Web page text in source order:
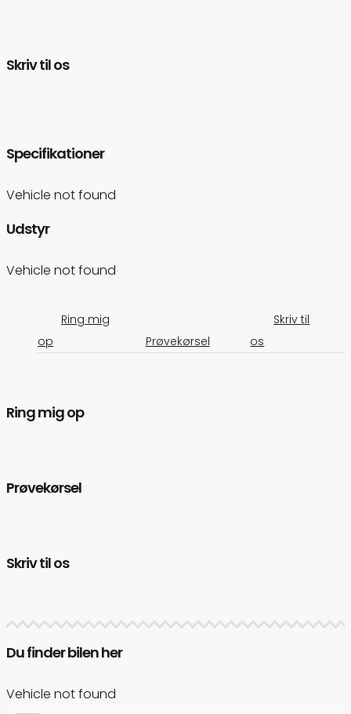
Skriv til os
Specifikationer
Vehicle not found
Udstyr
Vehicle not found
Ring mig
op
Prøvekørsel
Skriv til
os
Ring mig op
Prøvekørsel
Skriv til os
Du finder bilen her
Vehicle not found